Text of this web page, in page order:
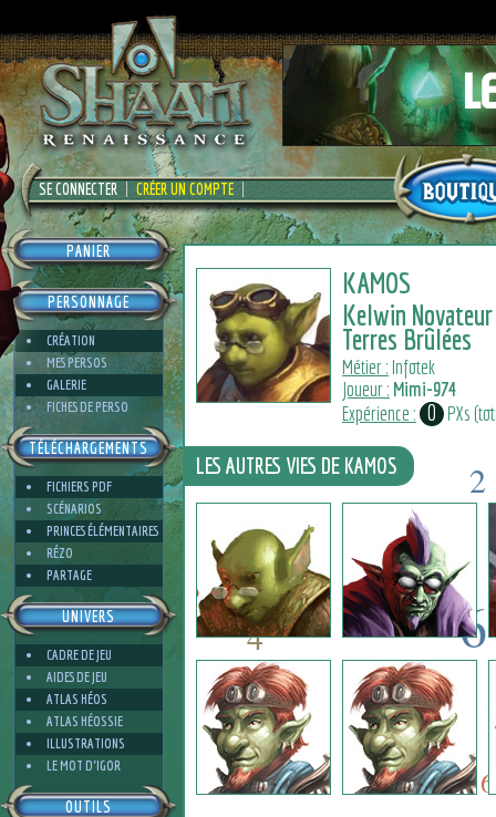
SE CONNECTER CRÉER UN COMPTE
PANIER
PERSONNAGE
CRÉATION
MES PERSOS
GALERIE
FICHES DE PERSO
TÉLÉCHARGEMENTS
FICHIERS PDF
SCÉNARIOS
PRINCES ÉLÉMENTAIRES
RÉZO
PARTAGE
UNIVERS
CADRE DE JEU
AIDES DE JEU
ATLAS HÉOS
ATLAS HÉOSSIE
ILLUSTRATIONS
LE MOT D'IGOR
OUTILS
KAMOS
Kelwin
Terres Brûlées
Métier : Infotek
Joueur : Mimi-974
Expérience : 0 PXs
6
6
11
6
11
4
4
2
2
LES AUTRES VIES DE KAMOS